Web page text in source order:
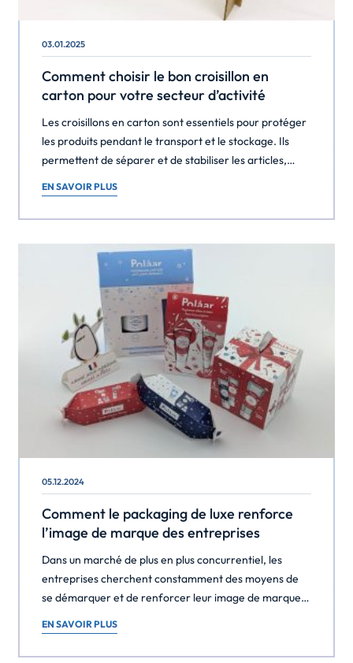
03.01.2025
Comment choisir le bon croisillon en
carton pour votre secteur d’activité
Les croisillons en carton sont essentiels pour protéger
les produits pendant le transport et le stockage. Ils
permettent de séparer et de stabiliser les articles,
quelques conseils pour choisir le bon croisillon en
carton adapté à votre secteur d’activité. Comprendre
EN SAVOIR PLUS
05.12.2024
Comment le packaging de luxe renforce
l’image de marque des entreprises
Dans un marché de plus en plus concurrentiel, les
entreprises cherchent constamment des moyens de
se démarquer et de renforcer leur image de marque.
packaging de luxe. Mais comment ce type de
packaging peut-il réellement influencer la perception
EN SAVOIR PLUS